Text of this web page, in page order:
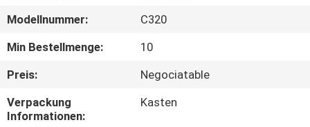
FABRIK-
AUSFLUG
QUALITÄTSKONTROLLE
Modellnummer:
C320
Min Bestellmenge:
10
Preis:
Negociatable
Verpackung
Informationen:
Kasten